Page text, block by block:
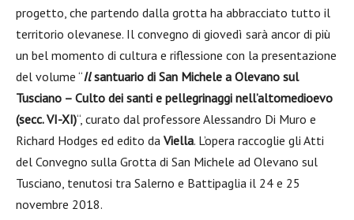
progetto, che partendo dalla grotta ha abbracciato tutto il
territorio olevanese. Il convegno di giovedì sarà ancor di più
un bel momento di cultura e riflessione con la presentazione
del volume “Ilsantuario di San Michele a Olevano sul
Tusciano – Culto dei santi e pellegrinaggi nell’altomedioevo
(secc. VI-XI)“, curato dal professore Alessandro Di Muro e
Richard Hodges ed edito da Viella. L’opera raccoglie gli Atti
del Convegno sulla Grotta di San Michele ad Olevano sul
Tusciano, tenutosi tra Salerno e Battipaglia il 24 e 25
novembre 2018.